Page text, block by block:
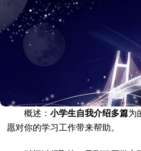
概述：小学生自我介绍多篇为
愿对你的学习工作带来帮助。